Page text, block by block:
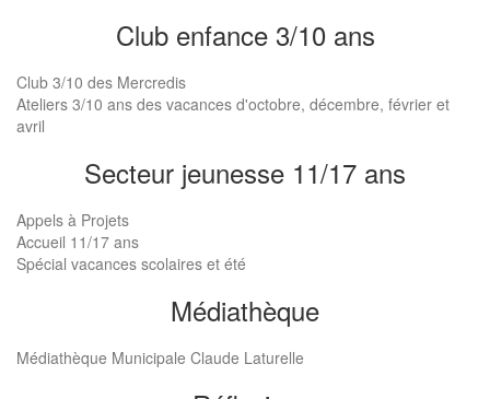
Club enfance 3/10 ans
Club 3/10 des Mercredis
Ateliers 3/10 ans des vacances d'octobre, décembre, février et
avril
Secteur jeunesse 11/17 ans
Appels à Projets
Accueil 11/17 ans
Spécial vacances scolaires et été
Médiathèque
Médiathèque Municipale Claude Laturelle